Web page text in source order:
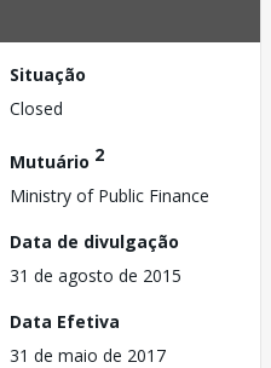
Situação
Closed
Mutuário 2
Ministry of Public Finance
Data de divulgação
31 de agosto de 2015
Data Efetiva
31 de maio de 2017